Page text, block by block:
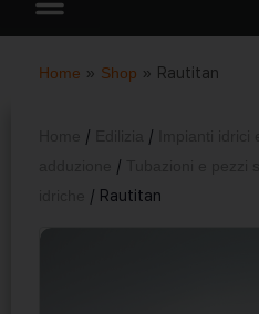
Home » Shop » Rautitan
/ /
/
/ Rautitan